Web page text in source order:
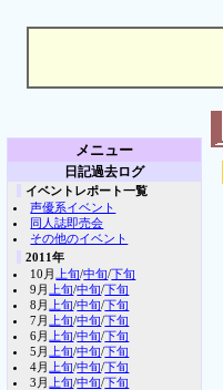
メニュー
日記過去ログ
イベントレポート一覧
声優系イベント
同人誌即売会
その他のイベント
2011年
10月 上旬/中旬/下旬
9月 上旬/中旬/下旬
8月 上旬/中旬/下旬
7月 上旬/中旬/下旬
6月 上旬/中旬/下旬
5月 上旬/中旬/下旬
4月 上旬/中旬/下旬
3月 上旬/中旬/下旬